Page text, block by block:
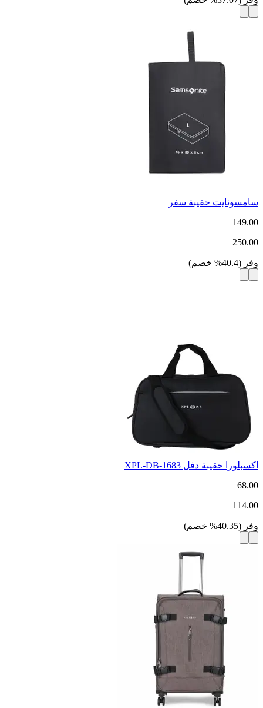
سامسونايت حقيبة سفر
149.00
250.00
وفر (
40.4
% خصم)
اكسبلورا حقيبة دفل XPL-DB-1683
68.00
114.00
وفر (
40.35
% خصم)